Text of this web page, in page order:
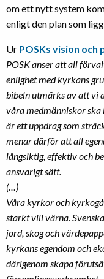
om ett nytt system
enligt den plan som
Ur POSKs vision och
POSK anser att all
enlighetmed kyrkans
bibeln utmärksav att vi
våra medmänniskor ska
är ett uppdrag som
menar därför att all
långsiktig, effektiv och
ansvarigt sätt.
(…)
Våra kyrkor och
starkt villvärna.
jord, skog och
kyrkans egendom och
därigenom skapa